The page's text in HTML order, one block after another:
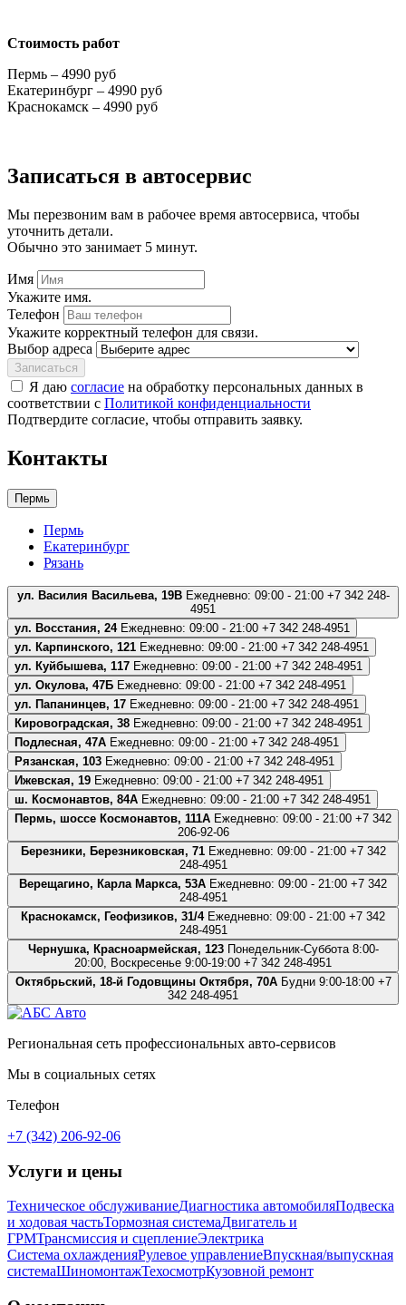
Стоимость работ
Пермь – 4990 руб
Екатеринбург – 4990 руб
Краснокамск – 4990 руб
Записаться в автосервис
Мы перезвоним вам в рабочее время автосервиса, чтобы
уточнить детали.
Обычно это занимает 5 минут.
Имя
Укажите имя.
Телефон
Укажите корректный телефон для связи.
Выбор адреса
Записаться
Я даю согласие на обработку персональных данных в
соответствии с Политикой конфиденциальности
Подтвердите согласие, чтобы отправить заявку.
Контакты
Пермь
Пермь
Екатеринбург
Рязань
ул. Василия Васильева, 19ВЕжедневно: 09:00 - 21:00+7 342 248-
4951
ул. Восстания, 24Ежедневно: 09:00 - 21:00 +7 342 248-4951
ул. Карпинского, 121 Ежедневно: 09:00 - 21:00 +7 342 248-4951
ул. Куйбышева, 117 Ежедневно: 09:00 - 21:00 +7 342 248-4951
ул. Окулова, 47Б Ежедневно: 09:00 - 21:00 +7 342 248-4951
ул. Папанинцев, 17 Ежедневно: 09:00 - 21:00 +7 342 248-4951
Кировоградская, 38 Ежедневно: 09:00 - 21:00 +7 342 248-4951
Подлесная, 47А Ежедневно: 09:00 - 21:00 +7 342 248-4951
Рязанская, 103 Ежедневно: 09:00 - 21:00 +7 342 248-4951
Ижевская, 19 Ежедневно: 09:00 - 21:00 +7 342 248-4951
ш. Космонавтов, 84А Ежедневно: 09:00 - 21:00 +7 342 248-4951
Пермь, шоссе Космонавтов, 111А Ежедневно: 09:00 - 21:00 +7 342
206-92-06
Березники, Березниковская, 71Ежедневно: 09:00 - 21:00+7 342
248-4951
Верещагино, Карла Маркса, 53А Ежедневно: 09:00 - 21:00 +7 342
248-4951
Краснокамск, Геофизиков, 31/4Ежедневно: 09:00 - 21:00 +7 342
248-4951
Чернушка, Красноармейская, 123Понедельник-Суббота 8:00-
20:00, Воскресенье 9:00-19:00 +7 342 248-4951
Октябрьский, 18-й Годовщины Октября, 70АБудни 9:00-18:00+7
342 248-4951
Региональная сеть профессиональных авто-сервисов
Мы в социальных сетях
Телефон
+7 (342) 206-92-06
Услуги и цены
Техническое обслуживаниеДиагностика автомобиляПодвеска
и ходовая частьТормозная системаДвигатель и
ГРМТрансмиссия и сцеплениеЭлектрика
Система охлажденияРулевое управлениеВпускная/выпускная
системаШиномонтажТехосмотрКузовной ремонт